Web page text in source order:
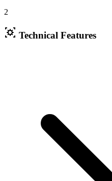
2
Technical Features